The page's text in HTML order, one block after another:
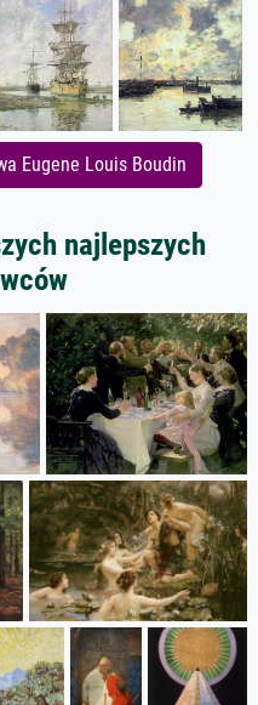
Eugene Louis Boudin
najlepszych